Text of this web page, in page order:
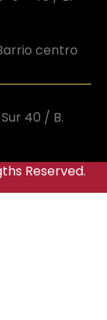
centro
40 / B.
Reserved.